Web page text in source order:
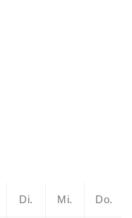
Di. Mi. Do.